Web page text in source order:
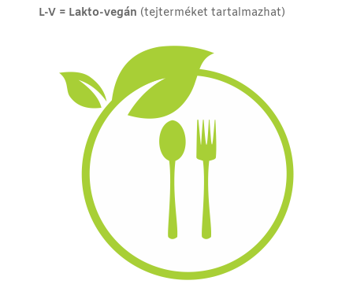
L-V = Lakto-vegán (tejterméket tartalmazhat)